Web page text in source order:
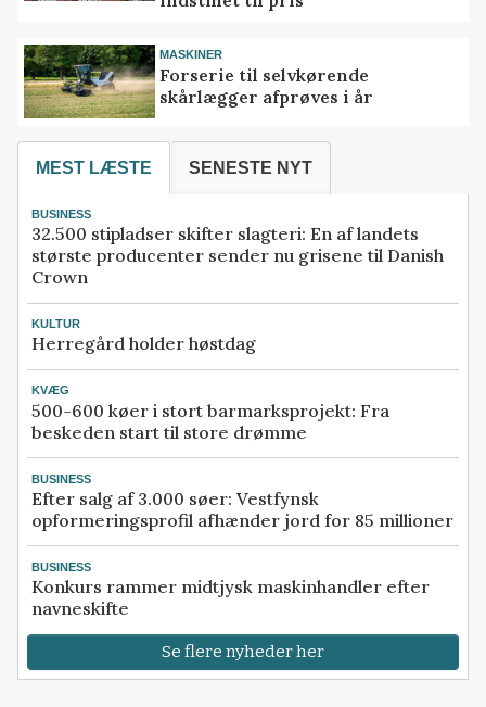
MASKINER
Forserie til selvkørende
skårlægger afprøves i år
MEST LÆSTE SENESTE NYT
BUSINESS
32.500 stipladser skifter slagteri: En af landets
største producenter sender nu grisene til Danish
Crown
KULTUR
Herregård holder høstdag
KVÆG
500-600 køer i stort barmarksprojekt: Fra
beskeden start til store drømme
BUSINESS
Efter salg af 3.000 søer: Vestfynsk
opformeringsprofil afhænder jord for 85 millioner
BUSINESS
Konkurs rammer midtjysk maskinhandler efter
navneskifte
Se flere nyheder her